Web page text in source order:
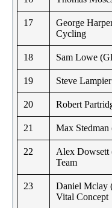
17
George
Cycling
18 Sam Lowe
19 Steve
20 Robert
21 Max Stedman
22
Alex
Team
23
Daniel Mclay
Vital Concept